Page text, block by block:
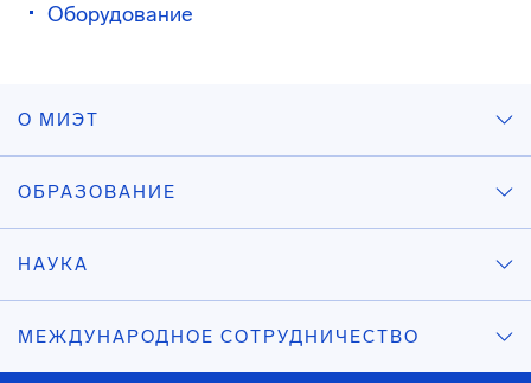
Оборудование
О МИЭТ
ОБРАЗОВАНИЕ
НАУКА
МЕЖДУНАРОДНОЕ СОТРУДНИЧЕСТВО